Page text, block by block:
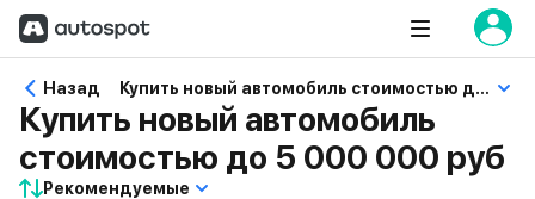
Назад Купить новый автомобиль стоимостью до 5 000 000 руб
Купить новый автомобиль
стоимостью до 5 000 000 руб
Рекомендуемые